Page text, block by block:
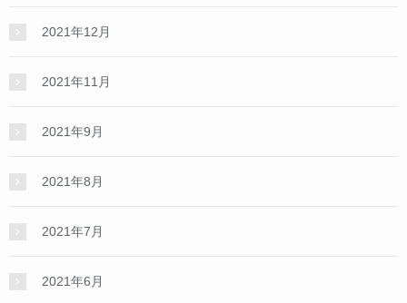
2021年12月
2021年11月
2021年9月
2021年8月
2021年7月
2021年6月